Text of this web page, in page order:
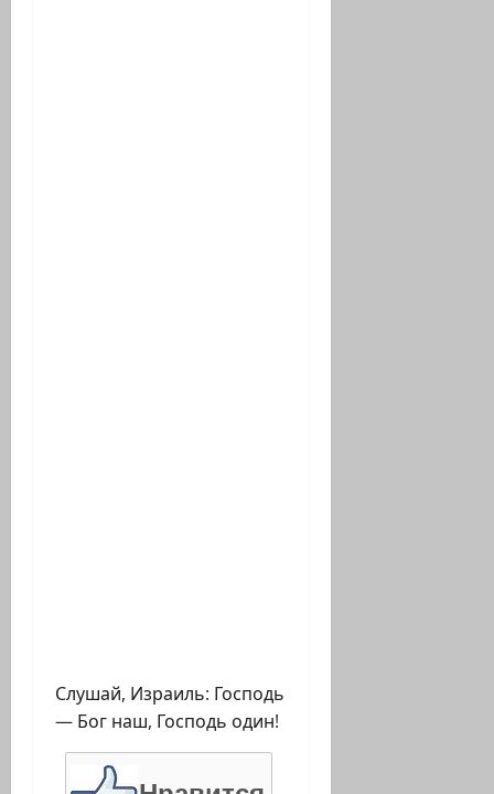
Слушай, Израиль: Господь
— Бог наш, Господь один!